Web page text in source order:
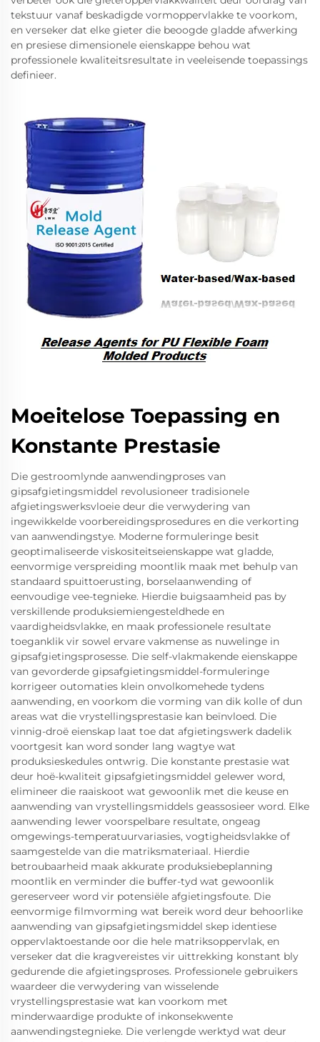
tekstuur vanaf beskadigde vormoppervlakke te voorkom,
en verseker dat elke gieter die beoogde gladde afwerking
en presiese dimensionele eienskappe behou wat
professionele kwaliteitsresultate in veeleisende toepassings
definieer.
Moeitelose Toepassing en
Konstante Prestasie
Die gestroomlynde aanwendingproses van
gipsafgietingsmiddel revolusioneer tradisionele
afgietingswerksvloeie deur die verwydering van
ingewikkelde voorbereidingsprosedures en die verkorting
van aanwendingstye. Moderne formuleringe besit
geoptimaliseerde viskositeitseienskappe wat gladde,
eenvormige verspreiding moontlik maak met behulp van
standaard spuittoerusting, borselaanwending of
eenvoudige vee-tegnieke. Hierdie buigsaamheid pas by
verskillende produksiemiengesteldhede en
vaardigheidsvlakke, en maak professionele resultate
toeganklik vir sowel ervare vakmense as nuwelinge in
gipsafgietingsprosesse. Die self-vlakmakende eienskappe
van gevorderde gipsafgietingsmiddel-formuleringe
korrigeer outomaties klein onvolkomehede tydens
aanwending, en voorkom die vorming van dik kolle of dun
areas wat die vrystellingsprestasie kan beïnvloed. Die
vinnig-droë eienskap laat toe dat afgietingswerk dadelik
voortgesit kan word sonder lang wagtye wat
produksieskedules ontwrig. Die konstante prestasie wat
deur hoë-kwaliteit gipsafgietingsmiddel gelewer word,
elimineer die raaiskoot wat gewoonlik met die keuse en
aanwending van vrystellingsmiddels geassosieer word. Elke
aanwending lewer voorspelbare resultate, ongeag
omgewings-temperatuurvariasies, vogtigheidsvlakke of
saamgestelde van die matriksmateriaal. Hierdie
betroubaarheid maak akkurate produksiebeplanning
moontlik en verminder die buffer-tyd wat gewoonlik
gereserveer word vir potensiële afgietingsfoute. Die
eenvormige filmvorming wat bereik word deur behoorlike
aanwending van gipsafgietingsmiddel skep identiese
oppervlaktoestande oor die hele matriksoppervlak, en
verseker dat die kragvereistes vir uittrekking konstant bly
gedurende die afgietingsproses. Professionele gebruikers
waardeer die verwydering van wisselende
vrystellingsprestasie wat kan voorkom met
minderwaardige produkte of inkonsekwente
aanwendingstegnieke. Die verlengde werktyd wat deur